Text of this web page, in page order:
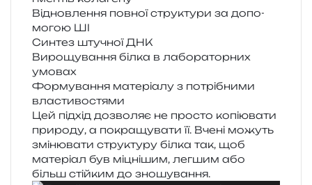
Відновлення пов­ної стру­кту­ри за допо­
мо­гою ШІ
Синтез шту­чної ДНК
Вирощування білка в лабо­ра­тор­них
умовах
Формування мате­рі­а­лу з потрі­бни­ми
властивостями
Цей під­хід дозво­ляє не про­сто копі­ю­ва­ти
при­ро­ду, а покра­щу­ва­ти її. Вчені можуть
змі­ню­ва­ти стру­кту­ру білка так, щоб
мате­рі­ал був міцні­шим, лег­шим або
більш стій­ким до зношування.